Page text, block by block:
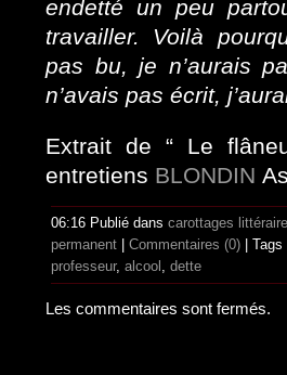
endetté un peu
travailler. Voilà
pas bu, je n’aurais
n’avais pas écrit,
Extrait de “ Le
entretiens BLONDIN
06:16 Publié dans carottages
permanent
Commentaires (0) |
professeur, alcool , dette
Les commentaires sont fermés.